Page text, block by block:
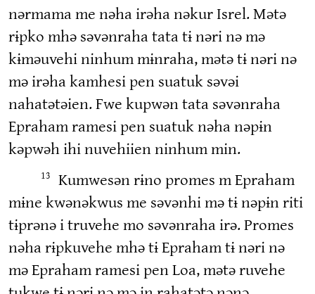
nərmama me nəha irəha nəkur Isrel. Mətə
rɨpko mhə səvənraha tata tɨ nəri nə mə
kɨməuvehi ninhum mɨnraha, mətə tɨ nəri nə
mə irəha kamhesi pen suatuk səvəi
nahatətəien. Fwe kupwən tata səvənraha
Epraham ramesi pen suatuk nəha nəpɨn
kəpwəh ihi nuvehiien ninhum min.
13
Kumwesən rɨno promes m Epraham
mɨne kwənəkwus me səvənhi mə tɨ nəpɨn riti
tɨprənə i truvehe mo səvənraha irə. Promes
nəha rɨpkuvehe mhə tɨ Epraham tɨ nəri nə
mə Epraham ramesi pen Loa, mətə ruvehe